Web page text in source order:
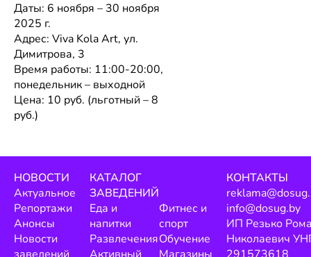
Даты: 6 ноября – 30 ноября
2025 г.
Адрес: Viva Kola Art, ул.
Димитрова, 3
Время работы: 11:00-20:00,
понедельник – выходной
Цена: 10 руб. (льготный – 8
руб.)
НОВОСТИ
Актуальное
Репортажи
Анонсы
Новости
КАТАЛОГ
ЗАВЕДЕНИЙ
Еда и
напитки
Развлечения
Фитнес и
спорт
Обучение
КОНТАКТЫ
info@dosug.by
ИП Резько
Николаевич